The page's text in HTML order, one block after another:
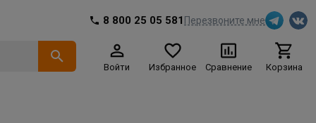
8 800 25 05 581 Перезвоните мне
Войти Избранное Сравнение Корзина